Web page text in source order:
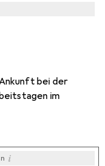
bei der
im
i